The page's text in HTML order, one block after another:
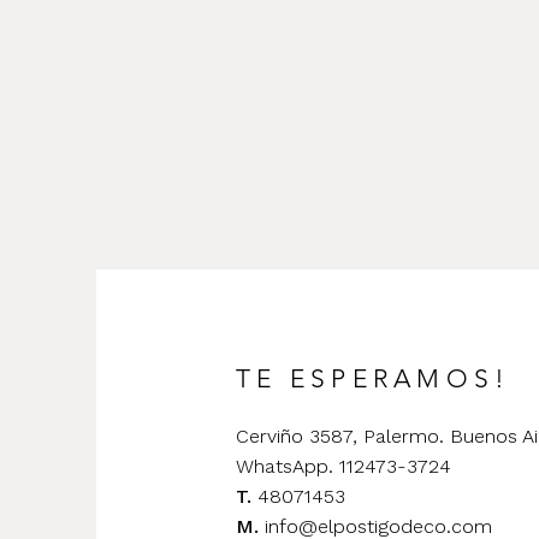
Cerviño 3587, Palermo. Buenos
WhatsApp. 112473-3724
T. 48071453
M. info@elpostigodeco.com
TE ESPERAMOS!